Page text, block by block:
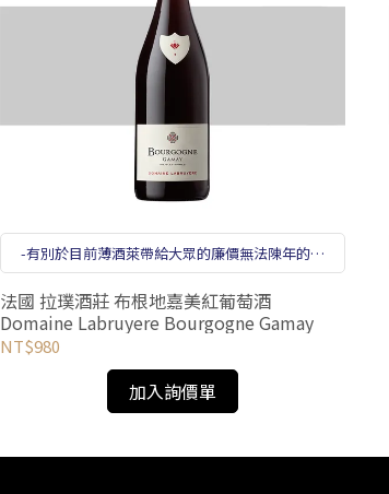
-有別於目前薄酒萊帶給大眾的廉價無法陳年的印
象！而隨著布根地名莊漸漸在薄酒萊產區開拓據
點，令本地的葡萄酒產業有著煥然一新的風貌！
法國 拉璞酒莊 布根地嘉美紅葡萄酒
Domaine Labruyere Bourgogne Gamay
NT$980
加入詢價單